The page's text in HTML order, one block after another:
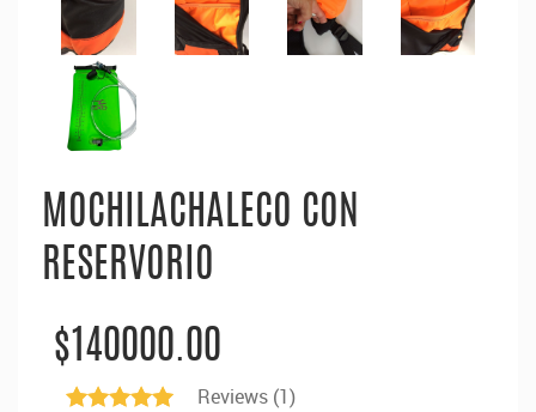
MOCHILACHALECO CON
RESERVORIO
$140000.00
Reviews (1)